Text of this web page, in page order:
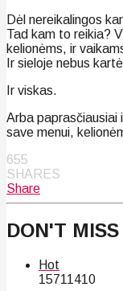
Dėl nereikalingos
Tad kam to reikia?
kelionėms, ir
Ir sieloje nebus
Ir viskas.
Arba paprasčiausiai
save menui,
655
SHARES
Share
DON'T MISS
Hot
15711410